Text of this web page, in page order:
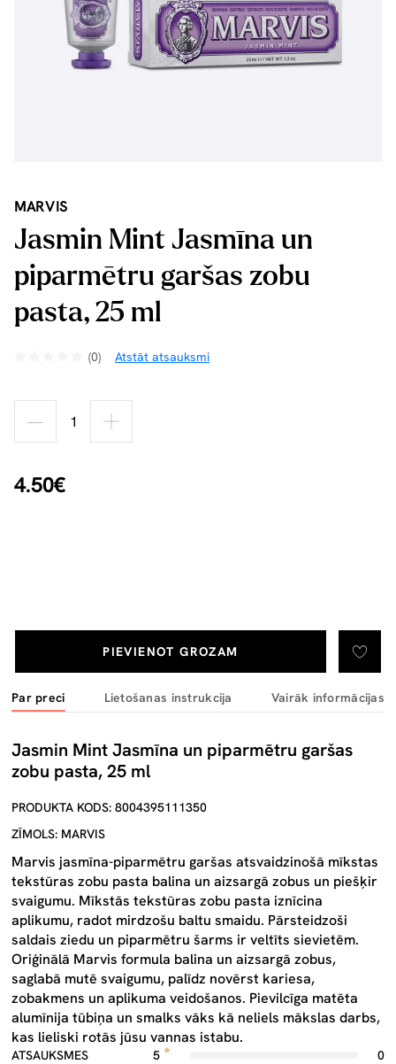
MARVIS
Jasmin Mint Jasmīna un
piparmētru garšas zobu
pasta, 25 ml
(0) Atstāt atsauksmi
4.50€
PIEVIENOT GROZAM
Par preci Lietošanas instrukcija Vairāk informācijas
Jasmin Mint Jasmīna un piparmētru garšas
zobu pasta, 25 ml
PRODUKTA KODS: 8004395111350
ZĪMOLS: MARVIS
Marvis jasmīna-piparmētru garšas atsvaidzinošā mīkstas
tekstūras zobu pasta balina un aizsargā zobus un piešķir
svaigumu. Mīkstās tekstūras zobu pasta iznīcina
aplikumu, radot mirdzošu baltu smaidu. Pārsteidzoši
saldais ziedu un piparmētru šarms ir veltīts sievietēm.
Oriģinālā Marvis formula balina un aizsargā zobus,
saglabā mutē svaigumu, palīdz novērst kariesa,
zobakmens un aplikuma veidošanos. Pievilcīga matēta
alumīnija tūbiņa un smalks vāks kā neliels mākslas darbs,
kas lieliski rotās jūsu vannas istabu.
ATSAUKSMES 5
0